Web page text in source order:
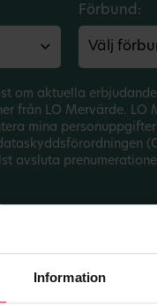
Information
Förbund:
om aktuella
från LO Mervärde. LO
mina
avsluta